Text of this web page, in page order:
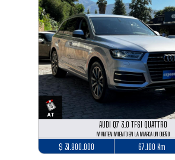
AUDI Q7 3.0 TFSI QUATTRO
MANTENIMIENTO EN LA MARCA UN DUEÑO
$ 31.900.000 67.100 Km